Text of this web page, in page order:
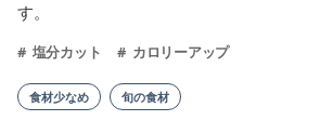
す。
塩分カット カロリーアップ
食材少なめ 旬の食材